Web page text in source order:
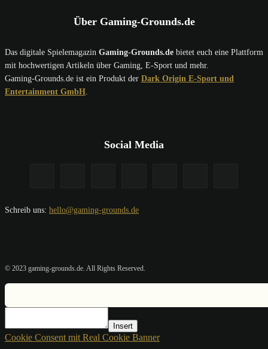
Über Gaming-Grounds.de
Das digitale Spielemagazin Gaming-Grounds.de bietet euch eine Plattform
mit hochwertigen Artikeln über Gaming, E-Sport und mehr.
Gaming-Grounds.de ist ein Produkt der Dark Origin E-Sport und
Entertainment GmbH
Social Media
Schreib uns: hello@gaming-grounds.de
© 2023 gaming-grounds.de. All Rights Reserved.
Insert
Cookie Consent mit Real Cookie Banner